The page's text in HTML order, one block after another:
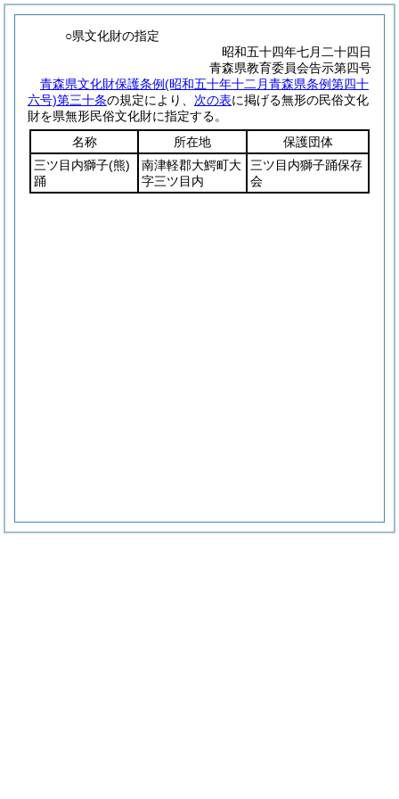
○県文化財の指定
昭和五十四年七月二十四日
青森県教育委員会告示第四号
青森県文化財保護条例(昭和五十年十二月青森県条例第四十
六号)第三十条の規定により、 次の表に掲げる無形の民俗文化
財を県無形民俗文化財に指定する。
名称
所在地
保護団体
三ツ目内獅子(熊)
踊
南津軽郡大鰐町大
字三ツ目内
三ツ目内獅子踊保存
会